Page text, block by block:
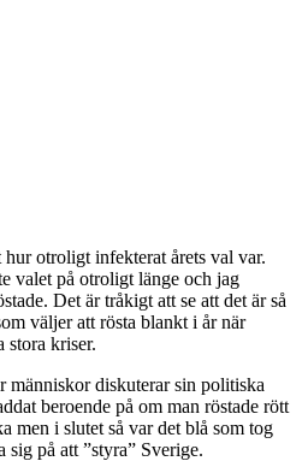
otroligt infekterat årets val var.
valet på otroligt länge och jag
Det är tråkigt att se att det är så
väljer att rösta blankt i år när
stora kriser.
människor diskuterar sin politiska
beroende på om man röstade rött
men i slutet så var det blå som tog
sig på att ”styra” Sverige.